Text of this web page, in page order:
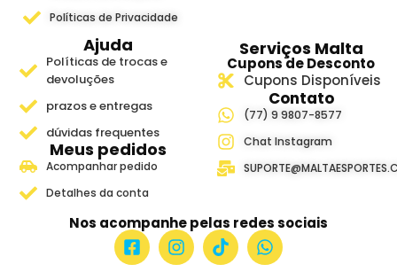
Políticas de Privacidade
Ajuda
Políticas de trocas e
devoluções
prazos e entregas
dúvidas frequentes
Meus pedidos
Acompanhar pedido
Detalhes da conta
Serviços Malta
Cupons de Desconto
Cupons Disponíveis
Contato
(77) 9 9807-8577
Chat Instagram
Nos acompanhe pelas redes sociais